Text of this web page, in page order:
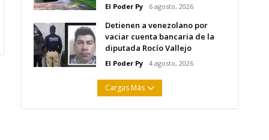
El Poder Py 6 agosto, 2026
Detienen a venezolano por
vaciar cuenta bancaria de la
diputada Rocío Vallejo
El Poder Py 4 agosto, 2026
Cargas Más